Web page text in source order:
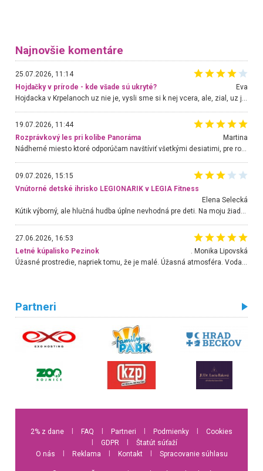
Najnovšie komentáre
25.07.2026, 11:14
Hojdačky v prírode - kde všade sú ukryté?
Eva
19.07.2026, 11:44
Rozprávkový les pri kolibe Panoráma
Martina
Nádherné miesto ktoré odporúčam navštíviť všetkými desiatimi, pre rodiny s deťmi, dôchodcom... Proste a jednoducho ozaj rozprávkový les.. určite ešte prídeme. Odniesli sme si na pamiatku krásne tričká,
09.07.2026, 15:15
Vnútorné detské ihrisko LEGIONARIK v LEGIA Fitness
Elena Selecká
Kútik výborný, ale hlučná hudba úplne nevhodná pre deti. Na moju žiadosť o aspoň sušenie nereagovali.
27.06.2026, 16:53
Letné kúpalisko Pezinok
. Monika Lipovská
Partneri
2% z dane FAQ Partneri Podmienky
Cookies
GDPR
Štatút súťaží
O nás
Reklama Kontakt Spracovanie súhlasu